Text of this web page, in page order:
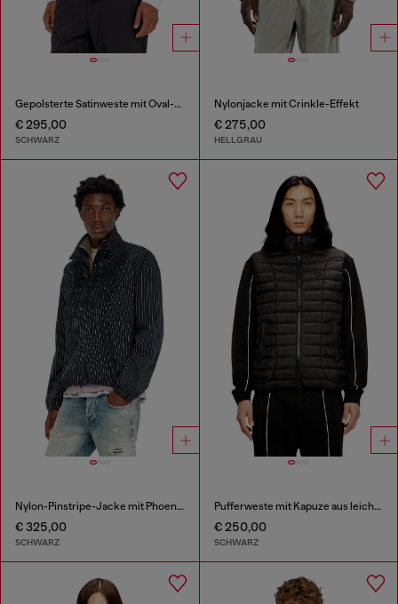
Gepolsterte Satinweste mit Oval-D-Stickerei
€ 295,00
SCHWARZ
Nylonjacke mit Crinkle-Effekt
€ 275,00
HELLGRAU
Nylon-Pinstripe-Jacke mit Phoenix-Stickerei
€ 325,00
SCHWARZ
Pufferweste mit Kapuze aus leichtem Nylon
€ 250,00
SCHWARZ